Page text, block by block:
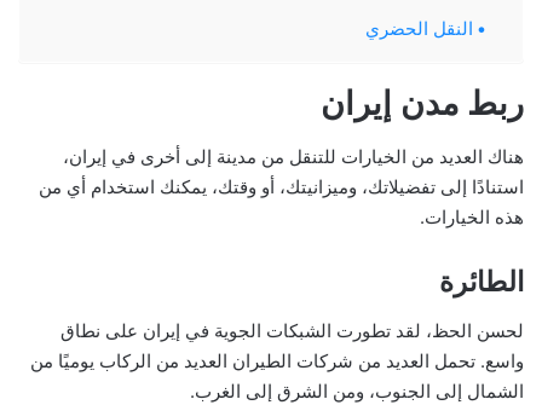
النقل الحضري
ربط مدن إيران
هناك العديد من الخيارات للتنقل من مدينة إلى أخرى في إيران،
استنادًا إلى تفضيلاتك، وميزانيتك، أو وقتك، يمكنك استخدام أي من
هذه الخيارات.
الطائرة
لحسن الحظ، لقد تطورت الشبكات الجوية في إيران على نطاق
واسع. تحمل العديد من شركات الطيران العديد من الركاب يوميًا من
الشمال إلى الجنوب، ومن الشرق إلى الغرب.